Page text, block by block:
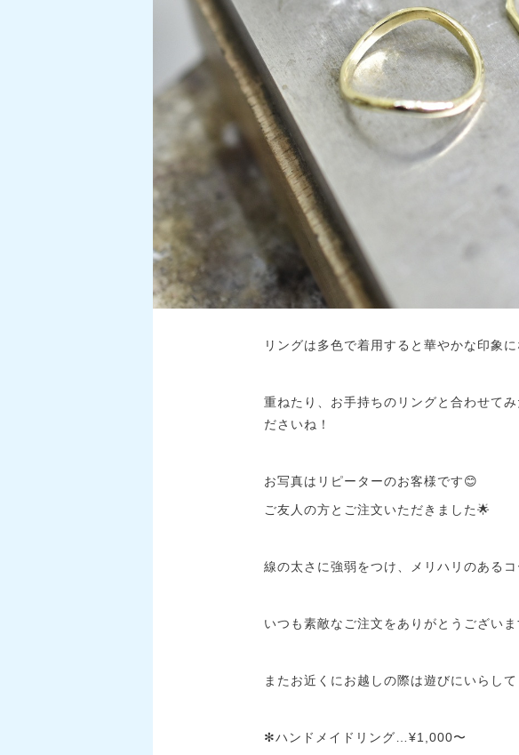
リングは多色で着用すると華やかな印象
重ねたり、お手持ちのリングと合わせて
ださいね！
お写真はリピーターのお客様です😊
ご友人の方とご注文いただきました🌟
線の太さに強弱をつけ、メリハリのある
いつも素敵なご注文をありがとうございま
またお近くにお越しの際は遊びにいらし
✻ハンドメイドリング…¥1,000〜